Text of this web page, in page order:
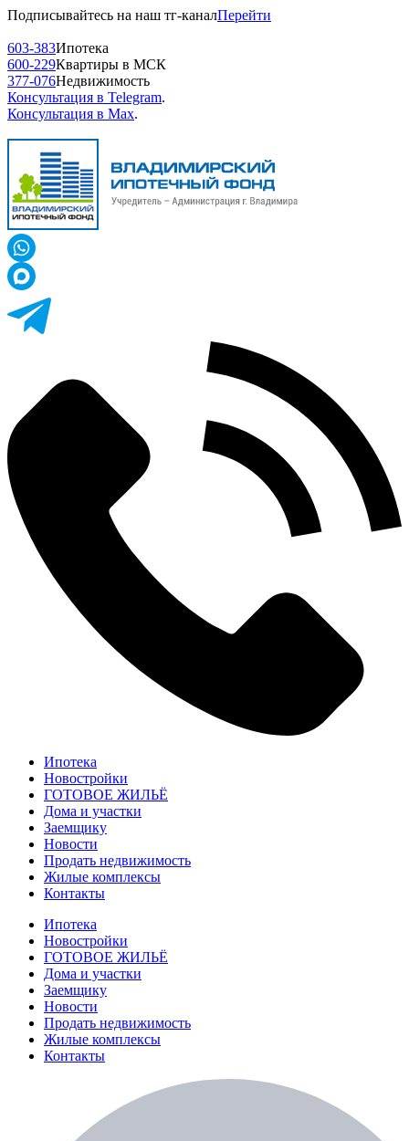
Подписывайтесь на наш тг-каналПерейти
603-383Ипотека
600-229Квартиры в МСК
377-076Недвижимость
Консультация в Telegram.
Консультация в Max.
Ипотека
Новостройки
ГОТОВОЕ ЖИЛЬЁ
Дома и участки
Заемщику
Новости
Продать недвижимость
Жилые комплексы
Контакты
Ипотека
Новостройки
ГОТОВОЕ ЖИЛЬЁ
Дома и участки
Заемщику
Новости
Продать недвижимость
Жилые комплексы
Контакты